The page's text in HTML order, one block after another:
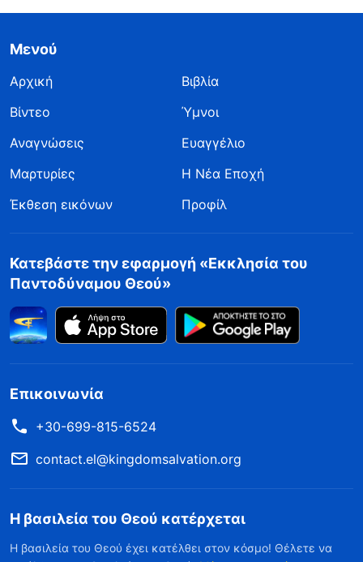
Μενού
Αρχική
Βιβλία
Βίντεο
Ύμνοι
Αναγνώσεις
Ευαγγέλιο
Μαρτυρίες
Η Νέα Εποχή
Έκθεση εικόνων
Προφίλ
Κατεβάστε την εφαρμογή «Εκκλησία του
Παντοδύναμου Θεού»
Επικοινωνία
+30-699-815-6524
contact.el@kingdomsalvation.org
Η βασιλεία του Θεού κατέρχεται
Η βασιλεία του Θεού έχει κατέλθει στον κόσμο! Θέλετε να